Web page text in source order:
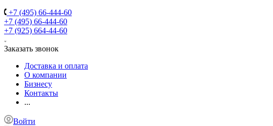
+7 (495) 66-444-60
+7 (495) 66-444-60
+7 (925) 664-44-60
Заказать звонок
Доставка и оплата
О компании
Бизнесу
Контакты
...
Войти